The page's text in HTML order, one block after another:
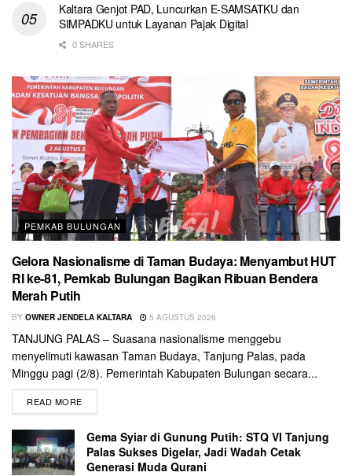
Kaltara Genjot PAD, Luncurkan E-SAMSATKU dan
SIMPADKU untuk Layanan Pajak Digital
0 SHARES
PEMKAB BULUNGAN
Gelora Nasionalisme di Taman Budaya: Menyambut HUT
RI ke-81, Pemkab Bulungan Bagikan Ribuan Bendera
Merah Putih
BY OWNER JENDELA KALTARA 5 AGUSTUS 2026
TANJUNG PALAS – Suasana nasionalisme menggebu
menyelimuti kawasan Taman Budaya, Tanjung Palas, pada
Minggu pagi (2/8). Pemerintah Kabupaten Bulungan secara...
READ MORE
Gema Syiar di Gunung Putih: STQ VI Tanjung
Palas Sukses Digelar, Jadi Wadah Cetak
Generasi Muda Qurani